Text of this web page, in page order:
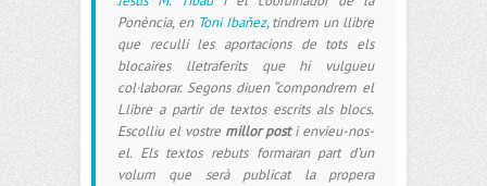
Ponència, en Toni Ibañez, tindrem un llibre
que reculli les aportacions de tots els
blocaires lletraferits que hi vulgueu
col·laborar. Segons diuen “compondrem el
Llibre a partir de textos escrits als blocs.
Escolliu el vostre millor posti envieu-nos-
el. Els textos rebuts formaran part d’un
volum que serà publicat la propera